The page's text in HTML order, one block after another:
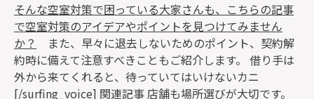
そんな空室対策で困っている大家さんも、こちらの記事
で空室対策のアイデアやポイントを見つけてみません
か？
また、早々に退去しないためのポイント、契約解
約時に備えて注意すべきこともご紹介します。 借り手は
外から来てくれると、待っていてはいけないカニ
[/surfing_voice] 関連記事 店舗も場所選びが大切です。